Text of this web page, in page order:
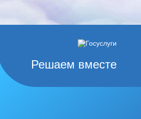
Решаем вместе